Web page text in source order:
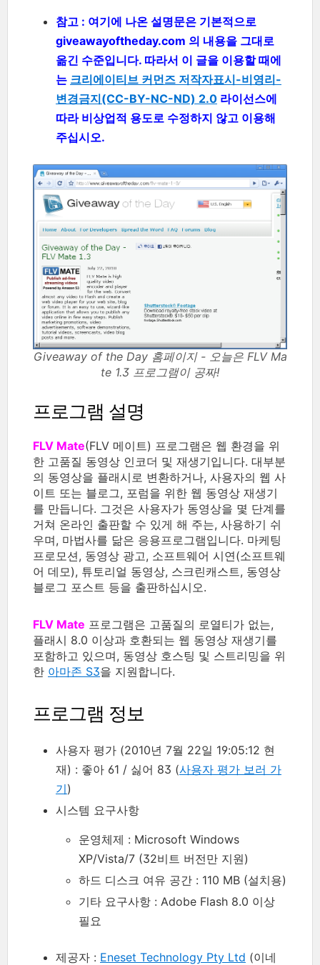
참고 : 여기에 나온 설명문은 기본적으로
giveawayoftheday.com 의 내용을 그대로
옮긴 수준입니다. 따라서 이 글을 이용할 때에
는 크리에이티브 커먼즈 저작자표시-비영리-
변경금지(CC-BY-NC-ND) 2.0 라이선스에
따라 비상업적 용도로 수정하지 않고 이용해
주십시오.
Giveaway of the Day 홈페이지 - 오늘은 FLV Ma
te 1.3 프로그램이 공짜!
프로그램 설명
FLV Mate(FLV 메이트) 프로그램은 웹 환경을 위
한 고품질 동영상 인코더 및 재생기입니다. 대부분
의 동영상을 플래시로 변환하거나, 사용자의 웹 사
이트 또는 블로그, 포럼을 위한 웹 동영상 재생기
를 만듭니다. 그것은 사용자가 동영상을 몇 단계를
거쳐 온라인 출판할 수 있게 해 주는, 사용하기 쉬
우며, 마법사를 닮은 응용프로그램입니다. 마케팅
프로모션, 동영상 광고, 소프트웨어 시연(소프트웨
어 데모), 튜토리얼 동영상, 스크린캐스트, 동영상
블로그 포스트 등을 출판하십시오.
FLV Mate 프로그램은 고품질의 로열티가 없는,
플래시 8.0 이상과 호환되는 웹 동영상 재생기를
포함하고 있으며, 동영상 호스팅 및 스트리밍을 위
한 아마존 S3을 지원합니다.
프로그램 정보
사용자 평가 (2010년 7월 22일 19:05:12 현
재) : 좋아 61 / 싫어 83 (사용자 평가 보러 가
기)
시스템 요구사항
운영체제 : Microsoft Windows
XP/Vista/7 (32비트 버전만 지원)
하드 디스크 여유 공간 : 110 MB (설치용)
기타 요구사항 : Adobe Flash 8.0 이상
필요
제공자 : Eneset Technology Pty Ltd (이네